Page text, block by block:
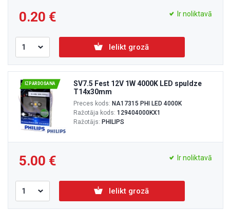
0.20 Ir noliktavā
Ielikt grozā
IZPĀRDOŠANA
SV7.5 Fest 12V 1W 4000K LED spuldze
T14x30mm
Preces kods: NA17315 PHI LED 4000K
Ražotāja kods: 129404000KX1
Ražotājs: PHILIPS
5.00 Ir noliktavā
Ielikt grozā